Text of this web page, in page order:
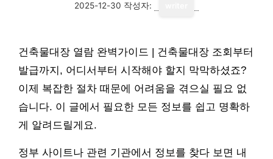
2025-12-30 작성자:
건축물대장 열람 완벽가이드 | 건축물대장 조회부터
발급까지, 어디서부터 시작해야 할지 막막하셨죠?
이제 복잡한 절차 때문에 어려움을 겪으실 필요 없
습니다. 이 글에서 필요한 모든 정보를 쉽고 명확하
게 알려드릴게요.
정부 사이트나 관련 기관에서 정보를 찾다 보면 내